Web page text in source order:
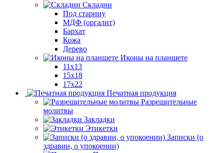
Складни
Под старину
МДФ (оргалит)
Бархат
Кожа
Дерево
Иконы на планшете
11х13
15х18
17х22
Печатная продукция
Разрешительные
молитвы
Закладки
Этикетки
Записки (о
здравии, о упокоении)